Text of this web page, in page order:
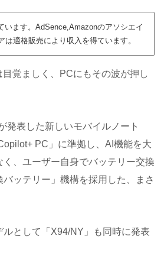
います。AdSence,Amazonのアソシエイ
は適格販売により収入を得ています。
覚ましく、PCにもその波が押し
発表した新しいモバイルノート
PC」に準拠し、AI機能を大
、ユーザー自身でバッテリー交換
ッテリー」機構を採用した、まさ
ルとして「X94/NY」も同時に発表